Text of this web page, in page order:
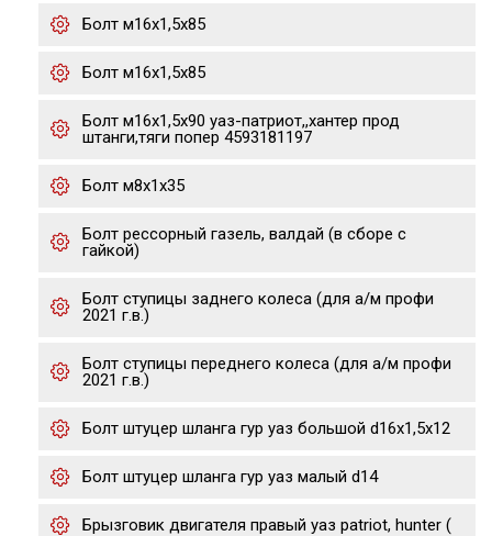
Болт м16х1,5х85
Болт м16х1,5х85
Болт м16х1,5х90 уаз-патриот,,хантер прод
штанги,тяги попер 4593181197
Болт м8х1х35
Болт рессорный газель, валдай (в сборе с
гайкой)
Болт ступицы заднего колеса (для а/м профи
2021 г.в.)
Болт ступицы переднего колеса (для а/м профи
2021 г.в.)
Болт штуцер шланга гур уаз большой d16х1,5х12
Болт штуцер шланга гур уаз малый d14
Брызговик двигателя правый уаз patriot, hunter (